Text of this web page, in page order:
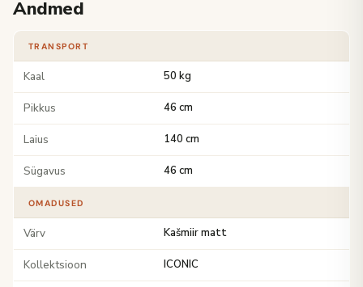
Andmed
TRANSPORT
Kaal 50 kg
Pikkus 46 cm
Laius 140 cm
Sügavus 46 cm
OMADUSED
Värv Kašmiir matt
Kollektsioon ICONIC